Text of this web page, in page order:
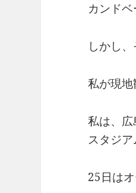
カンドベ
しかし
私が現地
私は、
スタジア
25日はオ